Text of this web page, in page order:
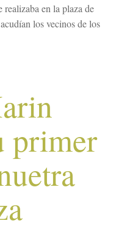
realizaba en la plaza de
los vecinos de los
primer